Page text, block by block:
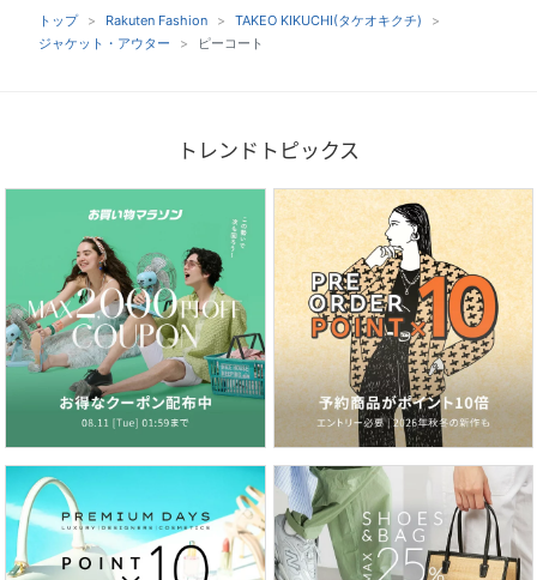
トップ Rakuten Fashion
TAKEO KIKUCHI(タケオキクチ)
ジャケット・アウター
ピーコート
トレンドトピックス